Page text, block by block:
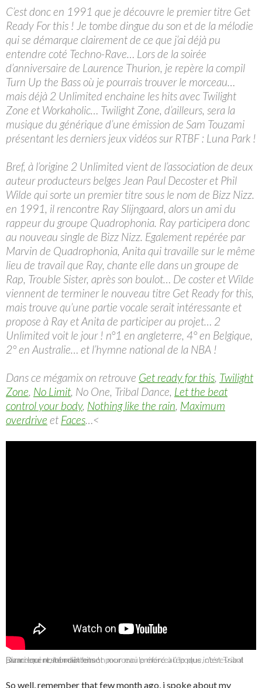
C’est donc en 1991 que je découvre le premier titre Get
Ready For this ! Je tombe dingue du son et de la mélodie
qui se démarque clairement de ce que j’ai déjà pu
entendre coté Techno-Rave… Lors de la soirée
d’anniversaire de Laurence Thurion, je repère la compil
Turn Up the Bass où je pourrais trouver le morceau…
mais déjà 2 Unlimited enchaine les hits avec Twilight
Zone et Workaholic… Twilight Zone, d’ailleurs, sera la
musique du générique d’une émission de Sam Touzami
présentant les derniers jeux vidéos sur RTBF : Luna Park !
Bref, à l’origine 2 Unlimited vient de l’association de deux
auteur producteurs belges Jean Paul Decoster et Phil
Wilde qui sorte un premier titre sous le nom de Bizz Nizz.
en 1991, il rencontre Ray Slijngaard, alors un ami du
rappeur du groupe Quadrophonia. Ray participera donc
au nouveau single de Bizz Nizz. Egalement repérée par
Marvin de Quadrophonia, Anita qui travaille sur le même
lieu de travail que Ray, chante elle dans un groupe de
Rap, Trouble Sister, après son boulot… De coster et Wilde
viennent de terminer le nouveau titre Get Ready for this,
mais trouve qu’une partie vocale serait intéressante et
propose à Ray et Anita de participer au projet… 2
Unlimited voit le jour ! n°1 en angleterre, 4° en Belgique,
2° en Australie… et l’hymne national de la NBA !
Dans ce mégamix on retrouve Get ready for this, Twilight
Zone, No Limit, No One, Tribal Dance, Let the beat
control your body, Nothing like the rain, Maximum
overdrive et Faces…<
Bizarrement, loin d’être mon morceau préféré à l’époque, c’est Tribal Dance qui reste maintenant pour moi le morceau le plus intéressant parmi leur nombreux hits !
So well, remember that few month ago, i spoke about my